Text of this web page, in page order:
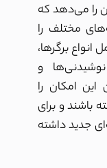
را می‌دهد که
مختلف را
برگرها،
نوشیدنی‌ها و
امکان را
باشند و برای
جدید داشته